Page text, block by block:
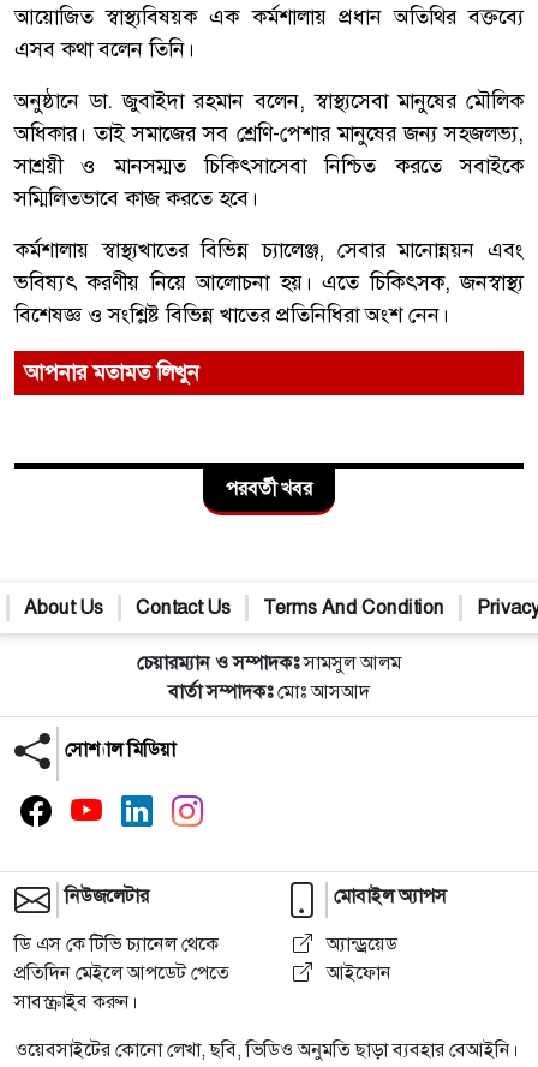
আয়োজিত স্বাস্থ্যবিষয়ক এক কর্মশালায় প্রধান অতিথির বক্তব্যে
এসব কথা বলেন তিনি।
অনুষ্ঠানে ডা. জুবাইদা রহমান বলেন, স্বাস্থ্যসেবা মানুষের মৌলিক
অধিকার। তাই সমাজের সব শ্রেণি-পেশার মানুষের জন্য সহজলভ্য,
সাশ্রয়ী ও মানসম্মত চিকিৎসাসেবা নিশ্চিত করতে সবাইকে
সম্মিলিতভাবে কাজ করতে হবে।
কর্মশালায় স্বাস্থ্যখাতের বিভিন্ন চ্যালেঞ্জ, সেবার মানোন্নয়ন এবং
ভবিষ্যৎ করণীয় নিয়ে আলোচনা হয়। এতে চিকিৎসক, জনস্বাস্থ্য
বিশেষজ্ঞ ও সংশ্লিষ্ট বিভিন্ন খাতের প্রতিনিধিরা অংশ নেন।
আপনার মতামত লিখুন
পরবর্তী খবর
About Us Contact Us Terms And Condition
চেয়ারম্যান ও সম্পাদকঃসামসুল আলম
বার্তা সম্পাদকঃমোঃ আসআদ
সোশ্যাল মিডিয়া
নিউজলেটার
ডি এস কে টিভি চ্যানেল থেকে
প্রতিদিন মেইলে আপডেট পেতে
সাবস্ক্রাইব করুন।
মোবাইল অ্যাপস
অ্যান্ড্রয়েড
আইফোন
ওয়েবসাইটের কোনো লেখা, ছবি, ভিডিও অনুমতি ছাড়া ব্যবহার বেআইনি।